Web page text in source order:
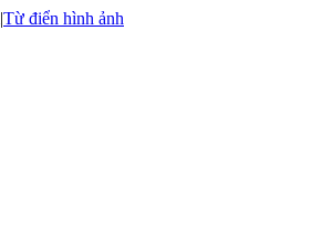
|Từ điển hình ảnh